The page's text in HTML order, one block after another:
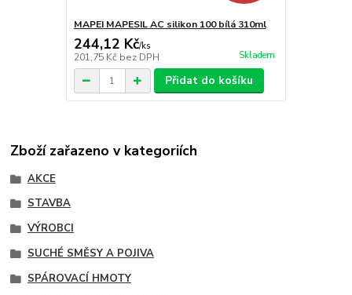
MAPEI MAPESIL AC silikon 100 bílá 310ml
244,12 Kč/ks
201,75 Kč bez DPH Skladem
Přidat do košíku
Zboží zařazeno v kategoriích
AKCE
STAVBA
VÝROBCI
SUCHÉ SMĚSY A POJIVA
SPÁROVACÍ HMOTY